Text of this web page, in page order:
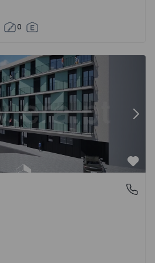
0
- 1575706 - 8